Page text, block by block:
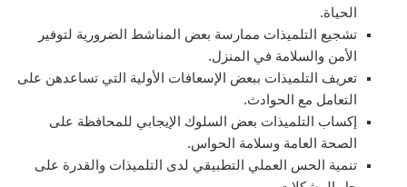
الحياة.
تشجيع التلميذات ممارسة بعض المناشط الضرورية لتوفير
الأمن والسلامة في المنزل.
تعريف التلميذات ببعض الإسعافات الأولية التي تساعدهن على
التعامل مع الحوادث.
إكساب التلميذات بعض السلوك الإيجابي للمحافظة على
الصحة العامة وسلامة الحواس.
تنمية الحس العملي التطبيقي لدى التلميذات والقدرة على